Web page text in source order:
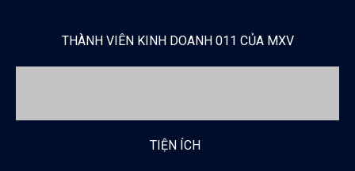
THÀNH VIÊN KINH DOANH 011 CỦA MXV
TIỆN ÍCH